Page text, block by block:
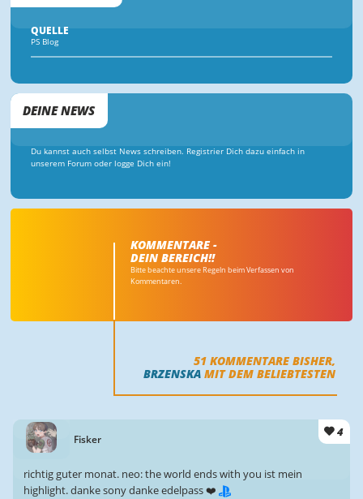
QUELLE
PS Blog
DEINE NEWS
Du kannst auch selbst News schreiben. Registrier Dich dazu einfach in
unserem Forum oder logge Dich ein!
KOMMENTARE -
DEIN BEREICH!!
Bitte beachte unsere Regeln beim Verfassen von
Kommentaren.
51 KOMMENTARE BISHER,
BRZENSKA MIT DEM BELIEBTESTEN
Fisker
4
richtig guter monat. neo: the world ends with you ist mein
highlight. danke sony danke edelpass ❤️